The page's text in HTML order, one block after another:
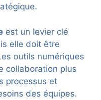
est un levier clé
elle doit être
outils numériques
collaboration plus
processus et
des équipes.